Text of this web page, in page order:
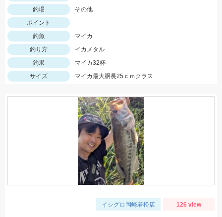
釣場
その他
ポイント
釣魚
マイカ
釣り方
イカメタル
釣果
マイカ32杯
サイズ
マイカ最大胴長25ｃｍクラス
イシグロ岡崎若松店 126 view